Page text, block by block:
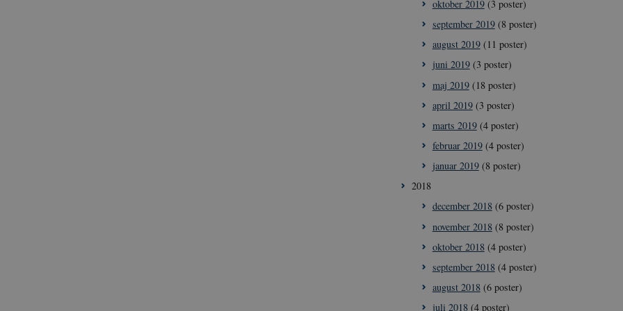
oktober 2019(3 poster)
september 2019(8 poster)
august 2019(11 poster)
juni 2019(3 poster)
maj 2019(18 poster)
april 2019(3 poster)
marts 2019(4 poster)
februar 2019(4 poster)
januar 2019(8 poster)
2018
december 2018(6 poster)
november 2018(8 poster)
oktober 2018(4 poster)
september 2018(4 poster)
august 2018(6 poster)
juli 2018(4 poster)